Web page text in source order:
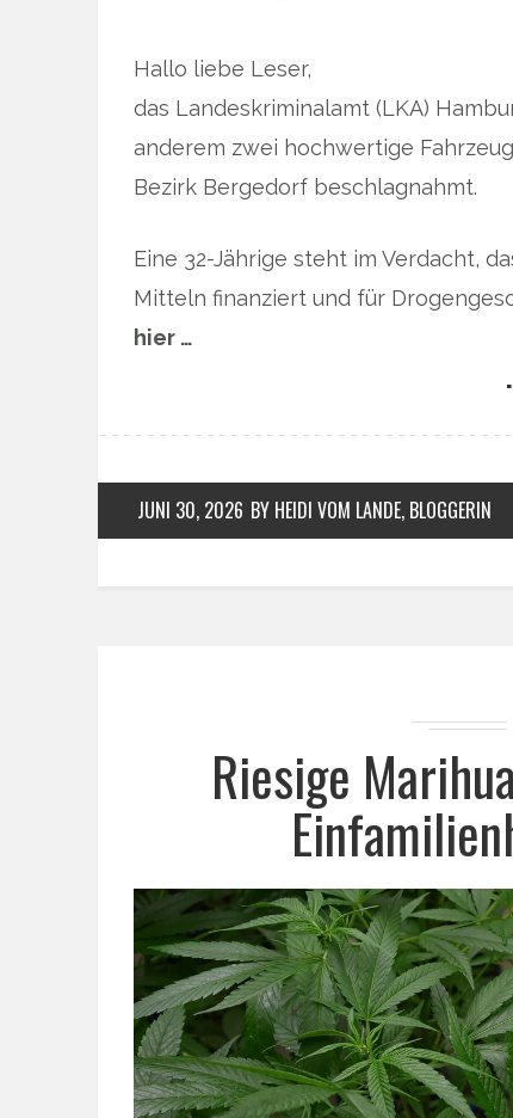
Hallo liebe Leser,
das Landeskriminalamt (LKA)
anderem zwei hochwertige
Bezirk Bergedorf beschlagnahmt.
Eine 32-Jährige steht im Verdacht,
Mitteln finanziert und für
hier …
JUNI 30, 2026 BY HEIDI VOM LANDE, BLOGGERIN
Riesige